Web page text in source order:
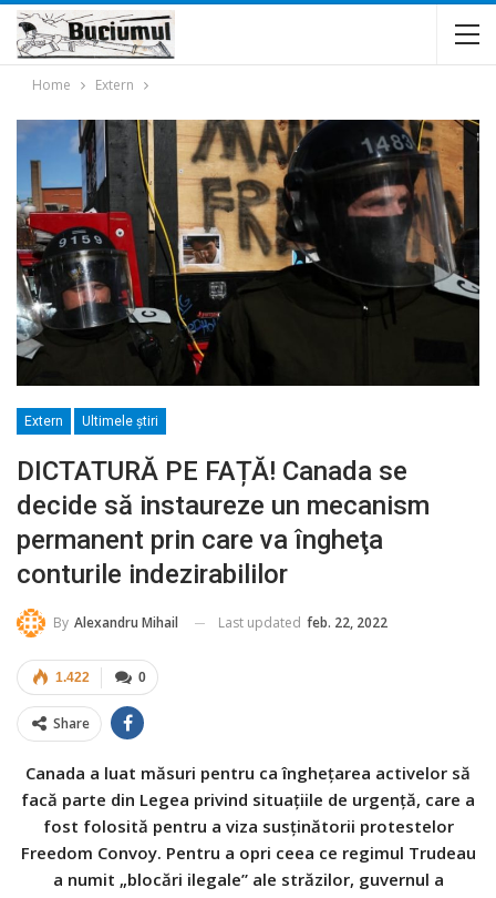
Home Extern
Extern Ultimele ştiri
DICTATURĂ PE FAȚĂ! Canada se
decide să instaureze un mecanism
permanent prin care va îngheţa
conturile indezirabililor
By Alexandru Mihail Last updated feb. 22, 2022
0
1.422
Share
Canada a luat măsuri pentru ca îngheţarea activelor să
facă parte din Legea privind situaţiile de urgenţă, care a
fost folosită pentru a viza susţinătorii protestelor
Freedom Convoy. Pentru a opri ceea ce regimul Trudeau
a numit „blocări ilegale” ale străzilor, guvernul a